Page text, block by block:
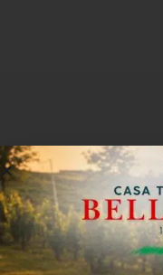
NEWSLETTER
Subscribe
discover
news, and